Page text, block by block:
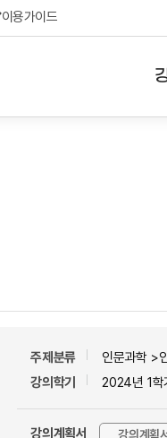
이용가이드
주제분류
인문과학 >
강의학기
2024년 1학
강의계획서 강의계획